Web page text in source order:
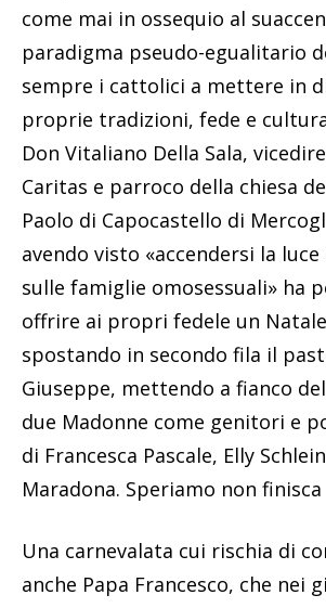
come mai in ossequio al
paradigma pseudo-egualitario
sempre i cattolici a mettere in
proprie tradizioni, fede e
Don Vitaliano Della Sala,
Caritas e parroco della chiesa
Paolo di Capocastello di
avendo visto «accendersi la
sulle famiglie omosessuali» ha
offrire ai propri fedele un
spostando in secondo fila il
Giuseppe, mettendo a fianco
due Madonne come genitori e
di Francesca Pascale, Elly
Maradona. Speriamo non
Una carnevalata cui rischia di
anche Papa Francesco, che nei